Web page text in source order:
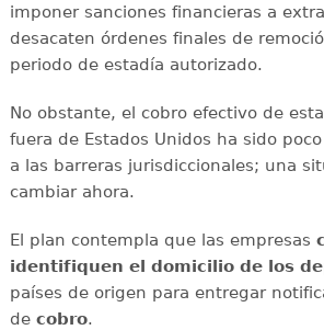
imponer sanciones financieras a
desacaten órdenes finales de
periodo de estadía autorizado.
No obstante, el cobro efectivo de
fuera de Estados Unidos ha sido
a las barreras jurisdiccionales; una
cambiar ahora.
El plan contempla que las empresas
identifiquen el domicilio de los
países de origen para entregar
de cobro.